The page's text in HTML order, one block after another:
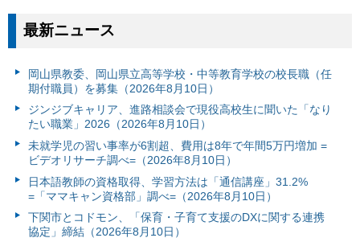
最新ニュース
岡山県教委、岡山県立高等学校・中等教育学校の校長職（任
期付職員）を募集（2026年8月10日）
ジンジブキャリア、進路相談会で現役高校生に聞いた「なり
たい職業」2026（2026年8月10日）
未就学児の習い事率が6割超、費用は8年で年間5万円増加 =
ビデオリサーチ調べ=（2026年8月10日）
日本語教師の資格取得、学習方法は「通信講座」31.2%
=「ママキャン資格部」調べ=（2026年8月10日）
下関市とコドモン、「保育・子育て支援のDXに関する連携
協定」締結（2026年8月10日）